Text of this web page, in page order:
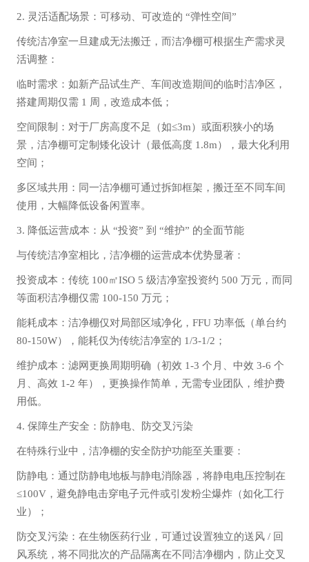
2. 灵活适配场景：可移动、可改造的 “弹性空间”
传统洁净室一旦建成无法搬迁，而洁净棚可根据生产需求灵
活调整：
临时需求：如新产品试生产、车间改造期间的临时洁净区，
搭建周期仅需 1 周，改造成本低；
空间限制：对于厂房高度不足（如≤3m）或面积狭小的场
景，洁净棚可定制矮化设计（最低高度 1.8m），最大化利用
空间；
多区域共用：同一洁净棚可通过拆卸框架，搬迁至不同车间
使用，大幅降低设备闲置率。
3. 降低运营成本：从 “投资” 到 “维护” 的全面节能
与传统洁净室相比，洁净棚的运营成本优势显著：
投资成本：传统 100㎡ISO 5 级洁净室投资约 500 万元，而同
等面积洁净棚仅需 100-150 万元；
能耗成本：洁净棚仅对局部区域净化，FFU 功率低（单台约
80-150W），能耗仅为传统洁净室的 1/3-1/2；
维护成本：滤网更换周期明确（初效 1-3 个月、中效 3-6 个
月、高效 1-2 年），更换操作简单，无需专业团队，维护费
用低。
4. 保障生产安全：防静电、防交叉污染
在特殊行业中，洁净棚的安全防护功能至关重要：
防静电：通过防静电地板与静电消除器，将静电电压控制在
≤100V，避免静电击穿电子元件或引发粉尘爆炸（如化工行
业）；
防交叉污染：在生物医药行业，可通过设置独立的送风 / 回
风系统，将不同批次的产品隔离在不同洁净棚内，防止交叉